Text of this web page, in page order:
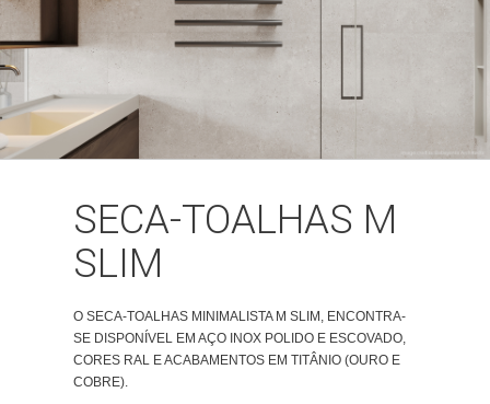
SECA-TOALHAS M
SLIM
O SECA-TOALHAS MINIMALISTA M SLIM, ENCONTRA-
SE DISPONÍVEL EM AÇO INOX POLIDO E ESCOVADO,
CORES RAL E ACABAMENTOS EM TITÂNIO (OURO E
COBRE).
PRODUTOS
PROJECTOS
PRESS
NOTÍCIAS
SOBRE
CONTACTOS